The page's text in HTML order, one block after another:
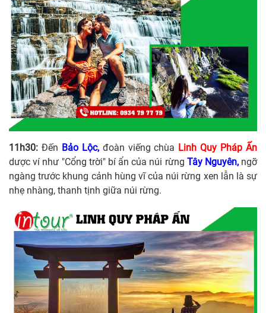
11h30: Đến Bảo Lộc,đoàn viếng chùa Linh Quy Pháp Ấn
dược ví như "Cổng trời" bí ẩn của núi rừng Tây Nguyên,ngỡ
ngàng trước khung cảnh hùng vĩ của núi rừng xen lẫn là sự
nhẹ nhàng, thanh tịnh giữa núi rừng.